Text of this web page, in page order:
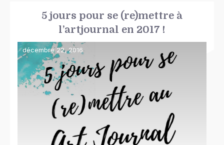
5 jours pour se (re)mettre à
l’artjournal en 2017 !
décembre 22, 2016